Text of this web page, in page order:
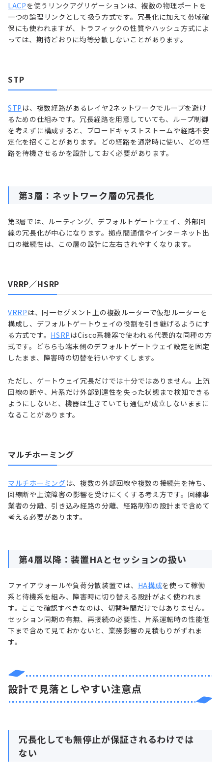
LACPを使うリンクアグリゲーションは、複数の物理ポートを
一つの論理リンクとして扱う方式です。冗長化に加えて帯域確
保にも使われますが、トラフィックの性質やハッシュ方式によ
っては、期待どおりに均等分散しないことがあります。
STP
STP は、複数経路があるレイヤ2ネットワークでループを避け
るための仕組みです。冗長経路を用意していても、ループ制御
を考えずに構成すると、ブロードキャストストームや経路不安
定化を招くことがあります。どの経路を通常時に使い、どの経
路を待機させるかを設計しておく必要があります。
第3層：ネットワーク層の冗長化
第3層では、ルーティング、デフォルトゲートウェイ、外部回
線の冗長化が中心になります。拠点間通信やインターネット出
口の継続性は、この層の設計に左右されやすくなります。
VRRP／HSRP
VRRP は、同一セグメント上の複数ルーターで仮想ルーターを
構成し、デフォルトゲートウェイの役割を引き継げるようにす
る方式です。 HSRP はCisco系機器で使われる代表的な同種の方
式です。どちらも端末側のデフォルトゲートウェイ設定を固定
したまま、障害時の切替を行いやすくします。
ただし、ゲートウェイ冗長だけでは十分ではありません。上流
回線の断や、片系だけ外部到達性を失った状態まで検知できる
ようにしないと、機器は生きていても通信が成立しないままに
なることがあります。
マルチホーミング
マルチホーミングは、複数の外部回線や複数の接続先を持ち、
回線断や上流障害の影響を受けにくくする考え方です。回線事
業者の分離、引き込み経路の分離、経路制御の設計まで含めて
考える必要があります。
第4層以降：装置HAとセッションの扱い
ファイアウォールや負荷分散装置では、 HA構成を使って稼働
系と待機系を組み、障害時に切り替える設計がよく使われま
す。ここで確認すべきなのは、切替時間だけではありません。
セッション同期の有無、再接続の必要性、片系運転時の性能低
下まで含めて見ておかないと、業務影響の見積もりがずれま
す。
設計で見落としやすい注意点
冗長化しても無停止が保証されるわけでは
ない